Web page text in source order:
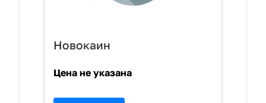
Новокаин
Цена не указана